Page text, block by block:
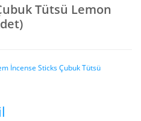
Tütsü Lemon
İncense Sticks Çubuk Tütsü